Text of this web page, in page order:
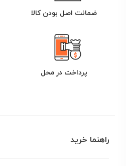
ضمانت اصل بودن کالا
پرداخت در محل
راهنما خرید